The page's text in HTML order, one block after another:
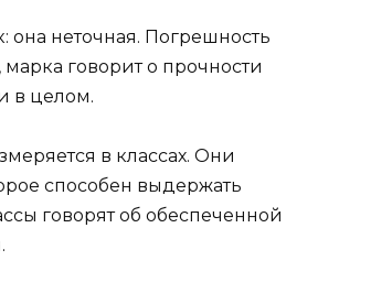
она неточная. Погрешность
говорит о прочности
в целом.
в классах. Они
способен выдержать
говорят об обеспеченной